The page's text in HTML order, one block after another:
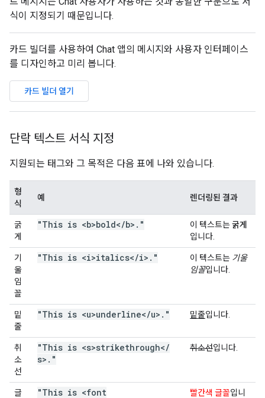
식이 지정되기 때문입니다.
카드 빌더를 사용하여 Chat 앱의 메시지와 사용자 인터페이스
를 디자인하고 미리 봅니다.
카드 빌더 열기
단락 텍스트 서식 지정
지원되는 태그와 그 목적은 다음 표에 나와 있습니다.
형
식
예 렌더링된 결과
굵
게
"This is <b>bold</b> . " 이 텍스트는굵게
입니다.
기
울
임
꼴
"This is <i>italics</i> . " 이 텍스트는 기울
임꼴입니다.
밑
줄
"This is <u>underline</u> . " 밑줄입니다.
취
소
선
"This is <s>strikethrough</
s> . "
취소선입니다.
글
"This is <font
빨간색 글꼴입니